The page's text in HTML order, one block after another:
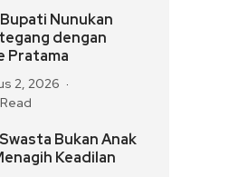
Nunukan
dengan
Pratama
2, 2026
Bukan Anak
Keadilan